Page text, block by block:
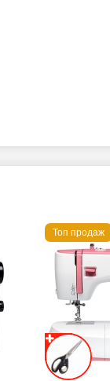
Топ продаж